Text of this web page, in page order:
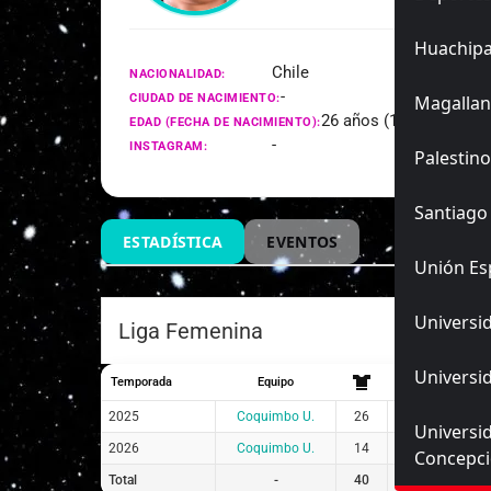
Palestino
Unión
NACIONALIDAD: Chile
CIUDAD DE NACIMIENTO:-
EDAD (FECHA DE NACIMIENTO):26 años (13/08/1999)
INSTAGRAM: -
ESTADÍSTICA EVENTOS
Liga Femenina
Temporada Equipo
2025 Coquimbo U. 26
2026 Coquimbo U. 14 10
Total - 40